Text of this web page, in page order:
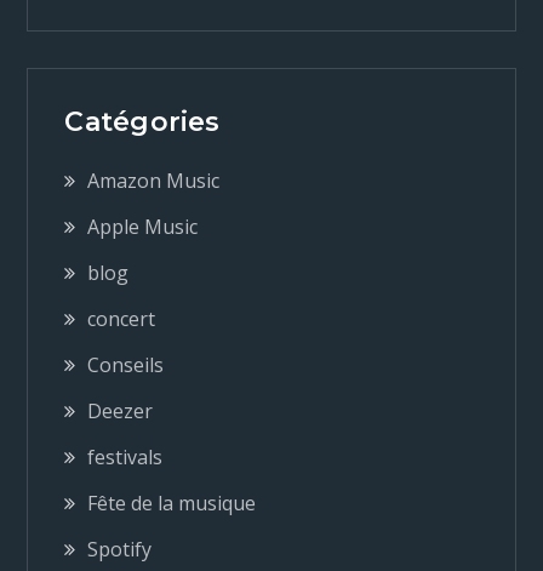
v
g
a
t
o
n
d
Catégories
Amazon Music
Apple Music
blog
concert
Conseils
Deezer
festivals
Fête de la musique
Spotify